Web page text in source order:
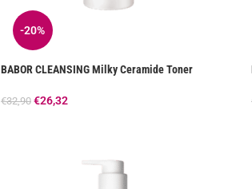
-20%
BABOR CLEANSING Milky Ceramide Toner
€32,90 €26,32